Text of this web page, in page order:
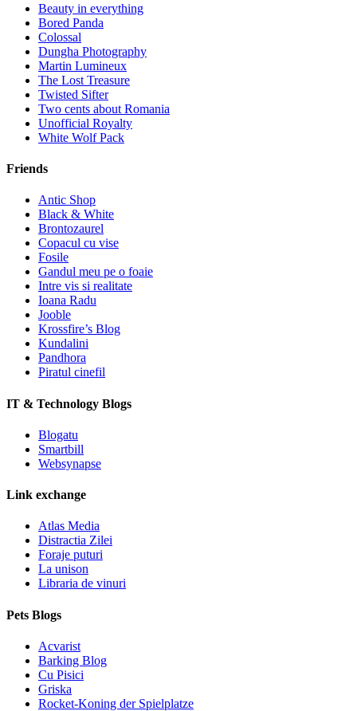
Beauty in everything
Bored Panda
Colossal
Dungha Photography
Martin Lumineux
The Lost Treasure
Twisted Sifter
Two cents about Romania
Unofficial Royalty
White Wolf Pack
Friends
Antic Shop
Black & White
Brontozaurel
Copacul cu vise
Fosile
Gandul meu pe o foaie
Intre vis si realitate
Ioana Radu
Jooble
Krossfire’s Blog
Kundalini
Pandhora
Piratul cinefil
IT & Technology Blogs
Blogatu
Smartbill
Websynapse
Link exchange
Atlas Media
Distractia Zilei
Foraje puturi
La unison
Libraria de vinuri
Pets Blogs
Acvarist
Barking Blog
Cu Pisici
Griska
Rocket-Koning der Spielplatze